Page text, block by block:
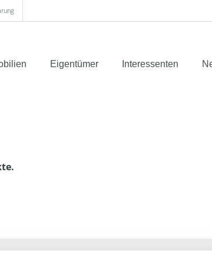
Eigentümer Interessenten